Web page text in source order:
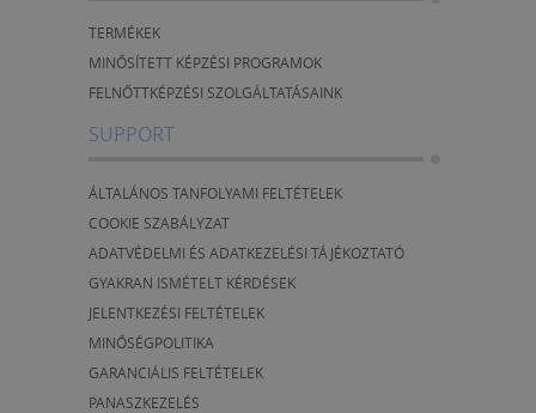
TERMÉKEK
MINŐSÍTETT KÉPZÉSI PROGRAMOK
FELNŐTTKÉPZÉSI SZOLGÁLTATÁSAINK
SUPPORT
ÁLTALÁNOS TANFOLYAMI FELTÉTELEK
COOKIE SZABÁLYZAT
ADATVÉDELMI ÉS ADATKEZELÉSI TÁJÉKOZTATÓ
GYAKRAN ISMÉTELT KÉRDÉSEK
JELENTKEZÉSI FELTÉTELEK
MINŐSÉGPOLITIKA
GARANCIÁLIS FELTÉTELEK
PANASZKEZELÉS